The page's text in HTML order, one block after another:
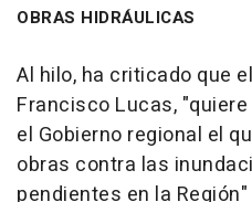
OBRAS HIDRÁULICAS
Al hilo, ha criticado que
Francisco Lucas,
el Gobierno regional el
obras contra las
pendientes en la